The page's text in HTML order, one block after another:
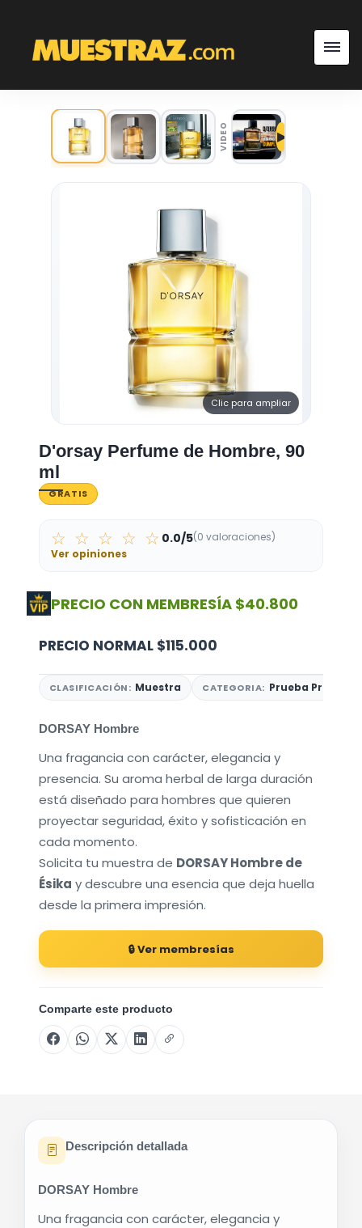
VIDEO
Clic para ampliar
D'orsay Perfume de Hombre, 90
ml
GRATIS
☆ ☆ ☆ ☆ ☆ 0.0/5(0 valoraciones)
Ver opiniones
PRECIO CON MEMBRESÍA $40.800
PRECIO NORMAL $115.000
CLASIFICACIÓN: Muestra CATEGORIA: Prueba Premium
DORSAY Hombre
Una fragancia con carácter, elegancia y
presencia. Su aroma herbal de larga duración
está diseñado para hombres que quieren
proyectar seguridad, éxito y sofisticación en
cada momento.
Solicita tu muestra de DORSAY Hombre de
Ésika y descubre una esencia que deja huella
desde la primera impresión.
🔒 Ver membresías
Comparte este producto
Descripción detallada
DORSAY Hombre
Una fragancia con carácter, elegancia y